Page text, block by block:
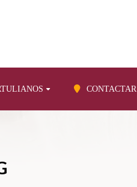
CONTACTAR